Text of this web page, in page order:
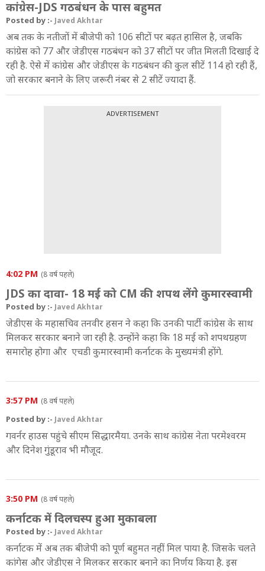
कांग्रेस-JDS गठबंधन के पास बहुमत
Posted by :- Javed Akhtar
अब तक के नतीजों में बीजेपी को 106 सीटों पर बढ़त हासिल है, जबकि
कांग्रेस को 77 और जेडीएस गठबंधन को 37 सीटों पर जीत मिलती दिखाई दे
रही है. ऐसे में कांग्रेस और जेडीएस के गठबंधन की कुल सीटें 114 हो रही हैं,
जो सरकार बनाने के लिए जरूरी नंबर से 2 सीटें ज्यादा हैं.
ADVERTISEMENT
4:02 PM (8 वर्ष पहले)
JDS का दावा- 18 मई को CM की शपथ लेंगे कुमारस्वामी
Posted by :- Javed Akhtar
जेडीएस के महासचिव तनवीर हसन ने कहा कि उनकी पार्टी कांग्रेस के साथ
मिलकर सरकार बनाने जा रही है. उन्होंने कहा कि 18 मई को शपथग्रहण
समारोह होगा और एचडी कुमारस्वामी कर्नाटक के मुख्यमंत्री होंगे.
3:57 PM (8 वर्ष पहले)
Posted by :- Javed Akhtar
गवर्नर हाउस पहुंचे सीएम सिद्धारमैया. उनके साथ कांग्रेस नेता परमेश्वरम
और दिनेश गुंडूराव भी मौजूद.
3:50 PM (8 वर्ष पहले)
कर्नाटक में दिलचस्प हुआ मुकाबला
Posted by :- Javed Akhtar
कर्नाटक में अब तक बीजेपी को पूर्ण बहुमत नहीं मिल पाया है. जिसके चलते
कांगेस और जेडीएस ने मिलकर सरकार बनाने का निर्णय किया है. इस